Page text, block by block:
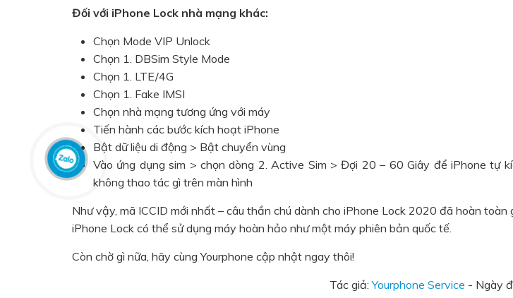
Đối với iPhone Lock nhà mạng khác:
Chọn Mode VIP Unlock
Chọn 1. DBSim Style Mode
Chọn 1. LTE/4G
Chọn 1. Fake IMSI
Chọn nhà mạng tương ứng với máy
Tiến hành các bước kích hoạt iPhone
Bật dữ liệu di động > Bật chuyển vùng
Vào ứng dụng sim > chọn dòng 2. Active Sim > Đợi 20 – 60 Giây để iPhone tự
không thao tác gì trên màn hình
Như vậy, mã ICCID mới nhất – câu thần chú dành cho iPhone Lock 2020 đã hoàn toàn
iPhone Lock có thể sử dụng máy hoàn hảo như một máy phiên bản quốc tế.
Còn chờ gì nữa, hãy cùng Yourphone cập nhật ngay thôi!
Tác giả:Yourphone Service - Ngày